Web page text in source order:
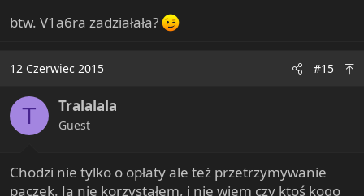
btw. V1a6ra zadziałała?
12 Czerwiec 2015 #15
T Tralalala
Guest
Chodzi nie tylko o opłaty ale też przetrzymywanie
paczek. Ja nie korzystałem, i nie wiem czy ktoś kogo